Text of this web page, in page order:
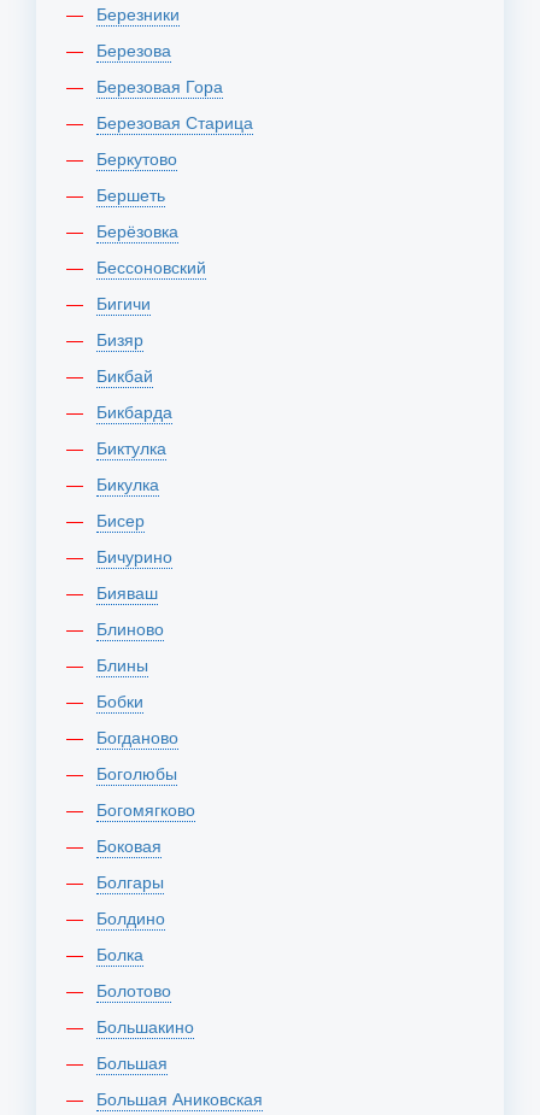
Березники
Березова
Березовая Гора
Березовая Старица
Беркутово
Бершеть
Берёзовка
Бессоновский
Бигичи
Бизяр
Бикбай
Бикбарда
Биктулка
Бикулка
Бисер
Бичурино
Бияваш
Блиново
Блины
Бобки
Богданово
Боголюбы
Богомягково
Боковая
Болгары
Болдино
Болка
Болотово
Большакино
Большая
Большая Аниковская